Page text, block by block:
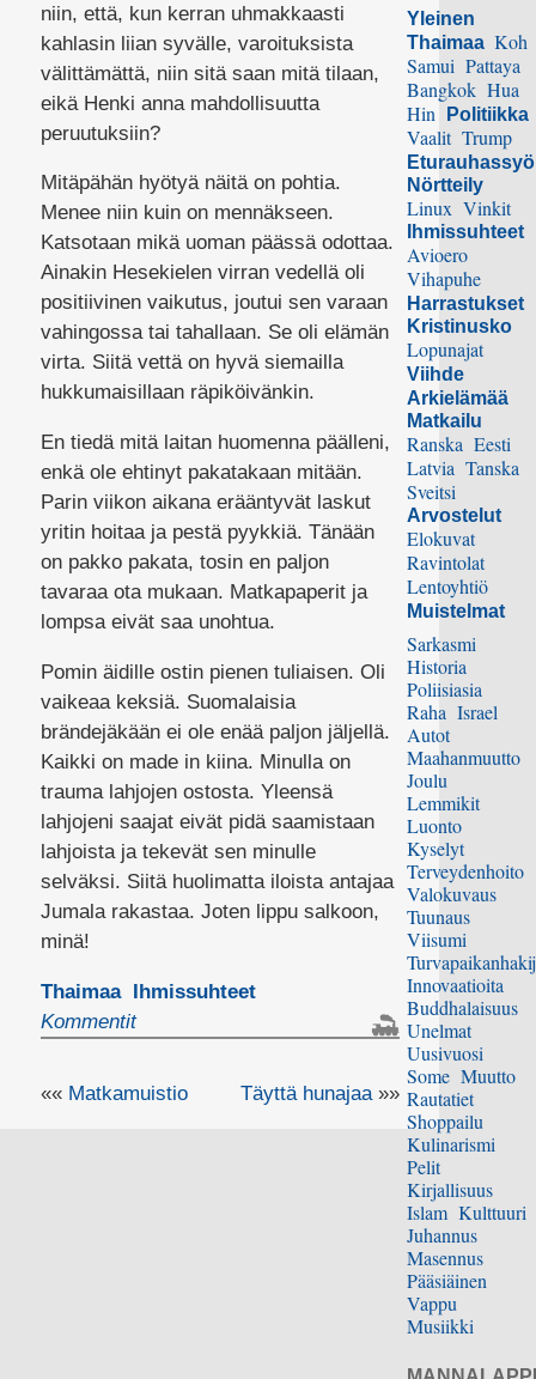
niin, että, kun kerran uhmakkaasti
kahlasin liian syvälle, varoituksista
välittämättä, niin sitä saan mitä tilaan,
eikä Henki anna mahdollisuutta
peruutuksiin?
Mitäpähän hyötyä näitä on pohtia.
Menee niin kuin on mennäkseen.
Katsotaan mikä uoman päässä odottaa.
Ainakin Hesekielen virran vedellä oli
positiivinen vaikutus, joutui sen varaan
vahingossa tai tahallaan. Se oli elämän
virta. Siitä vettä on hyvä siemailla
hukkumaisillaan räpiköivänkin.
En tiedä mitä laitan huomenna päälleni,
enkä ole ehtinyt pakatakaan mitään.
Parin viikon aikana erääntyvät laskut
yritin hoitaa ja pestä pyykkiä. Tänään
on pakko pakata, tosin en paljon
tavaraa ota mukaan. Matkapaperit ja
lompsa eivät saa unohtua.
Pomin äidille ostin pienen tuliaisen. Oli
vaikeaa keksiä. Suomalaisia
brändejäkään ei ole enää paljon jäljellä.
Kaikki on made in kiina. Minulla on
trauma lahjojen ostosta. Yleensä
lahjojeni saajat eivät pidä saamistaan
lahjoista ja tekevät sen minulle
selväksi. Siitä huolimatta iloista antajaa
Jumala rakastaa. Joten lippu salkoon,
minä!
Thaimaa
Ihmissuhteet
Kommentit
«« Matkamuistio Täyttä hunajaa»»
Yleinen
Thaimaa Koh
Samui Pattaya
Bangkok Hua
Hin
Politiikka
Vaalit Trump
Nörtteily
Linux Vinkit
Ihmissuhteet
Avioero
Vihapuhe
Harrastukset
Kristinusko
Lopunajat
Viihde
Arkielämää
Matkailu
Ranska Eesti
Latvia Tanska
Sveitsi
Arvostelut
Elokuvat
Ravintolat
Lentoyhtiö
Muistelmat
Sarkasmi
Historia
Poliisiasia
Raha Israel
Autot
Maahanmuutto
Joulu
Lemmikit
Luonto
Kyselyt
Terveydenhoito
Valokuvaus
Tuunaus
Viisumi
Innovaatioita
Buddhalaisuus
Unelmat
Uusivuosi
Some Muutto
Rautatiet
Shoppailu
Kulinarismi
Pelit
Kirjallisuus
Islam Kulttuuri
Juhannus
Masennus
Pääsiäinen
Vappu
Musiikki